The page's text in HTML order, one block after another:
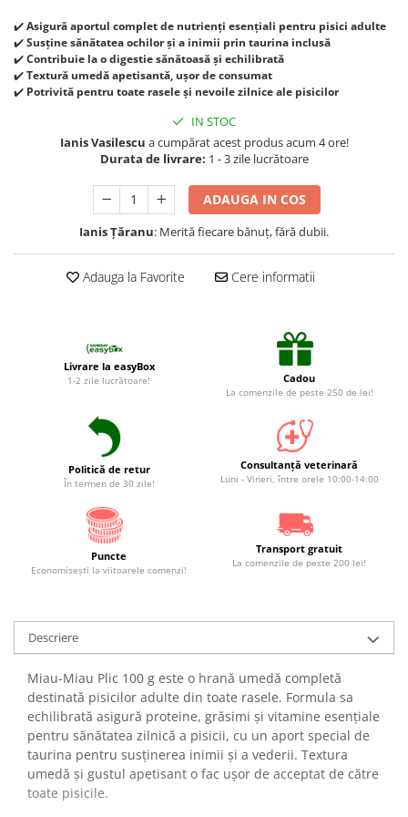
găini
Antidiareice
Laxative
Gel antiinflamator
✔️Asigură aportul complet de nutrienți esențiali pentru pisici adulte
✔️Susține sănătatea ochilor și a inimii prin taurina inclusă
✔️Contribuie la o digestie sănătoasă și echilibrată
✔️Textură umedă apetisantă, ușor de consumat
✔️ Potrivită pentru toate rasele și nevoile zilnice ale pisicilor
IN STOC
Ianis Vasilescu a cumpărat acest produs acum 4 ore!
Durata de livrare: 1 - 3 zile lucrătoare
ADAUGA IN COS
Ianis Țăranu: Merită fiecare bănuț, fără dubii.
Adauga la Favorite Cere informatii
Livrare la easyBox
1-2 zile lucrătoare! Cadou
La comenzile de peste 250 de lei!
Politică de retur
În termen de 30 zile!
Consultanță veterinară
Luni - Vineri, între orele 10:00-14:00
Puncte
Economiseşti la viitoarele comenzi!
Transport gratuit
La comenzile de peste 200 lei!
Descriere
Miau-Miau Plic 100 g este o hrană umedă completă
destinată pisicilor adulte din toate rasele. Formula sa
echilibrată asigură proteine, grăsimi și vitamine esențiale
pentru sănătatea zilnică a pisicii, cu un aport special de
taurina pentru susținerea inimii și a vederii. Textura
umedă și gustul apetisant o fac ușor de acceptat de către
toate pisicile.